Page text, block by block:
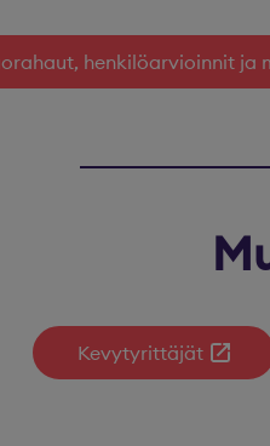
henkilöarvioinnit ja
Kevytyrittäjät